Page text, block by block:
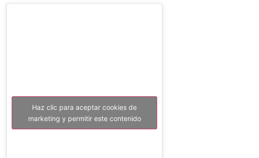
Haz clic para aceptar cookies de
marketing y permitir este contenido